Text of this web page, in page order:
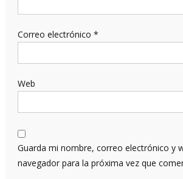
Correo electrónico *
Web
Guarda mi nombre, correo electrónico y
navegador para la próxima vez que